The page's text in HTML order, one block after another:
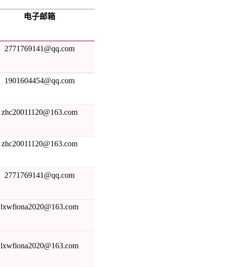
电子邮箱
2771769141@qq.com
1901604454@qq.com
zhc20011120@163.com
zhc20011120@163.com
2771769141@qq.com
lxwfiona2020@163.com
lxwfiona2020@163.com